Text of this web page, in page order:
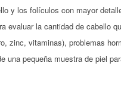
y los folículos con mayor
evaluar la cantidad de cabello
zinc, vitaminas), problemas
una pequeña muestra de piel